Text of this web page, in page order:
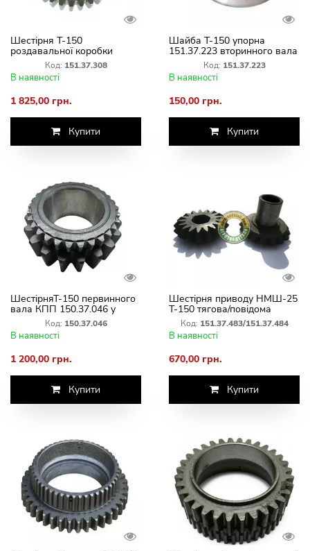
Шестірня Т-150
роздавальної коробки
151.37.308-2
Код: 151.37.308
В наявності
1 825,00 грн.
Купити
Шайба Т-150 упорна
151.37.223 вторинного вала
Код: 151.37.223
В наявності
150,00 грн.
Купити
ШестірняТ-150 первинного
вала КПП 150.37.046 у
Код: 150.37.046
В наявності
1 200,00 грн.
Купити
Шестірня приводу НМШ-25
Т-150 тягова/повідома
(151.37.483/151.37.484)
Код: 151.37.483/151.37.484
В наявності
670,00 грн.
Купити